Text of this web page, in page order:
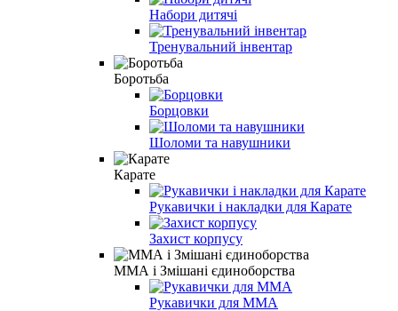
Набори дитячі
Тренувальний інвентар
Боротьба
Борцовки
Шоломи та навушники
Карате
Рукавички і накладки для Карате
Захист корпусу
ММА і Змішані єдиноборства
Рукавички для MMA